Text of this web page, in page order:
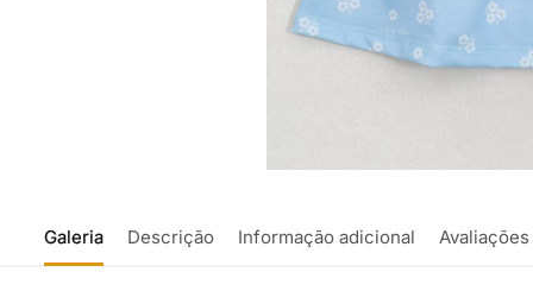
Galeria Descrição Informação adicional Avaliações